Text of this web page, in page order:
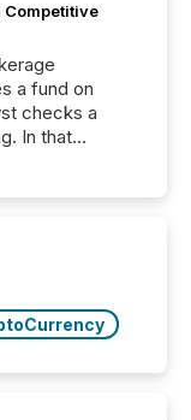
Competitive
a fund on
checks a
2025, the